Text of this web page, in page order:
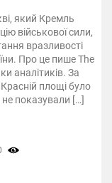
який Кремль
військової сили,
вразливості
Про це пише The
аналітиків. За
площі було
показували […]